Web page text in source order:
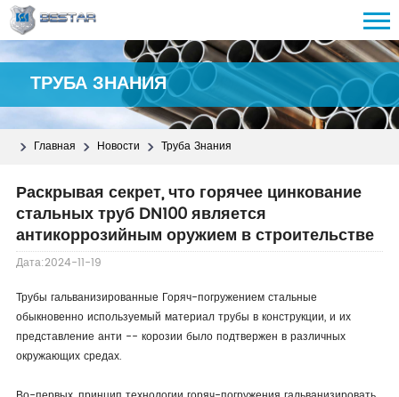
ТРУБА ЗНАНИЯ
Главная Новости Труба Знания
Раскрывая секрет, что горячее цинкование
стальных труб DN100 является
антикоррозийным оружием в строительстве
Дата:2024-11-19
Трубы гальванизированные Горяч-погружением стальные
обыкновенно используемый материал трубы в конструкции, и их
представление анти -- корозии было подтвержен в различных
окружающих средах.